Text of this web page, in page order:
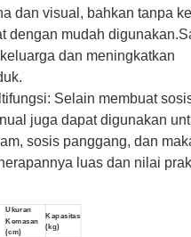
dan visual, bahkan tanpa
dengan mudah
dan meningkatkan
Selain membuat
juga dapat digunakan
sosis panggang, dan
luas dan nilai
Ukuran
Kemasan
(cm)
Kapasitas
(kg)